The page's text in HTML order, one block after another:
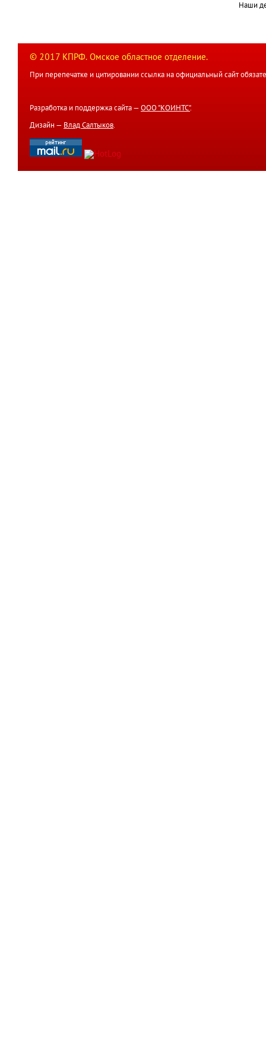
Наши
© 2017 КПРФ. Омское областное отделение.
При перепечатке и цитировании ссылка на официальный сайт
Разработка и поддержка сайта — ООО "КОИНТС".
Дизайн — Влад Салтыков.